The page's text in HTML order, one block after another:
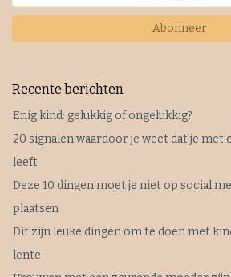
Abonneer
Recente berichten
Enig kind: gelukkig of ongelukkig?
20 signalen waardoor je weet dat je met
leeft
Deze 10 dingen moet je niet op social
plaatsen
Dit zijn leuke dingen om te doen met
lente